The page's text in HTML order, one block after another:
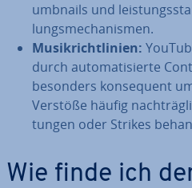
umb­nails und
lungs­me­cha­nis­men.
Mu­sik­richt­li­ni­en:
durch au­to­ma­ti­sier­te
besonders kon­se­quent
Verstöße häufig
tun­gen oder Strikes
Wie finde ich